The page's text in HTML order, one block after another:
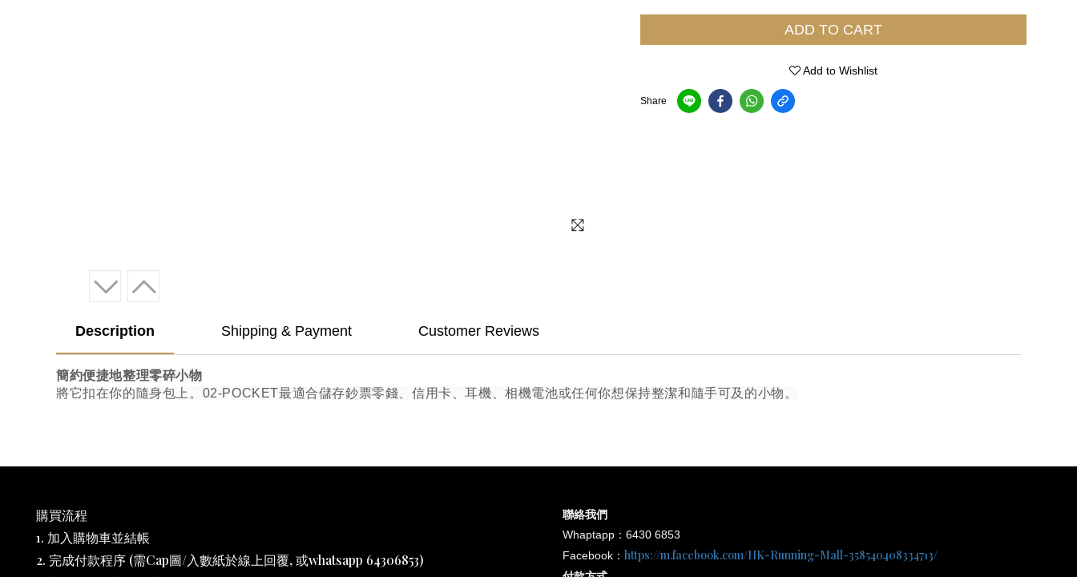
ADD TO CART
Add to Wishlist
Share
Description Shipping & Payment Customer Reviews
簡約便捷地整理零碎小物
將它扣在你的隨身包上。02-POCKET最適合儲存鈔票零錢、信用卡、耳機、相機電池或任何你想保持整潔和隨手可及的小物。
購買流程
1. 加入購物車並結帳
2. 完成付款程序 (需Cap圖/入數紙於線上回覆, 或whatsapp 64306853)
聯絡我們
Whaptapp：6430 6853
Facebook： https://m.facebook.com/HK-Running-Mall-358540408334713/